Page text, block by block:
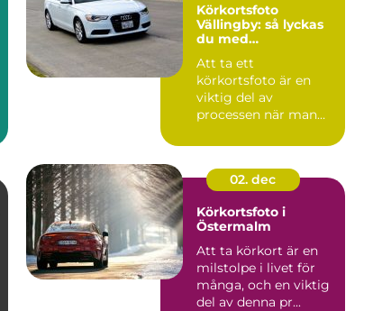
Körkortsfoto
Vällingby: så lyckas
du med
Att ta ett
körkortsfoto är en
viktig del av
processen när man
k&o...
02. dec
Körkortsfoto i
Östermalm
Att ta körkort är en
milstolpe i livet för
många, och en viktig
del av denna pr...